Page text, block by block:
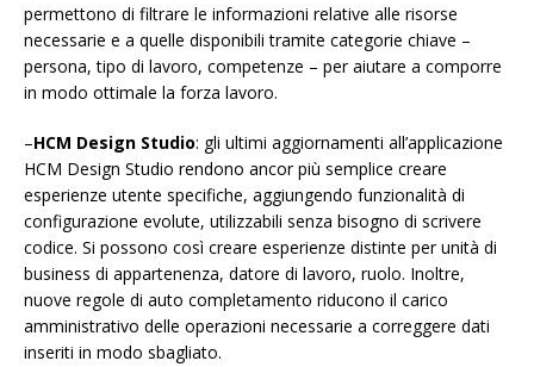
permettono di filtrare le informazioni relative alle risorse
necessarie e a quelle disponibili tramite categorie chiave –
persona, tipo di lavoro, competenze – per aiutare a comporre
in modo ottimale la forza lavoro.
–HCM Design Studio: gli ultimi aggiornamenti all’applicazione
HCM Design Studio rendono ancor più semplice creare
esperienze utente specifiche, aggiungendo funzionalità di
configurazione evolute, utilizzabili senza bisogno di scrivere
codice. Si possono così creare esperienze distinte per unità di
business di appartenenza, datore di lavoro, ruolo. Inoltre,
nuove regole di auto completamento riducono il carico
amministrativo delle operazioni necessarie a correggere dati
inseriti in modo sbagliato.